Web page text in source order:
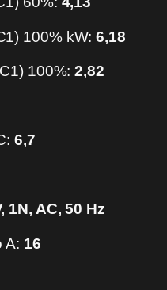
100% kW:6,18
100%:2,82
6,7
1N, AC, 50 Hz
A: 16